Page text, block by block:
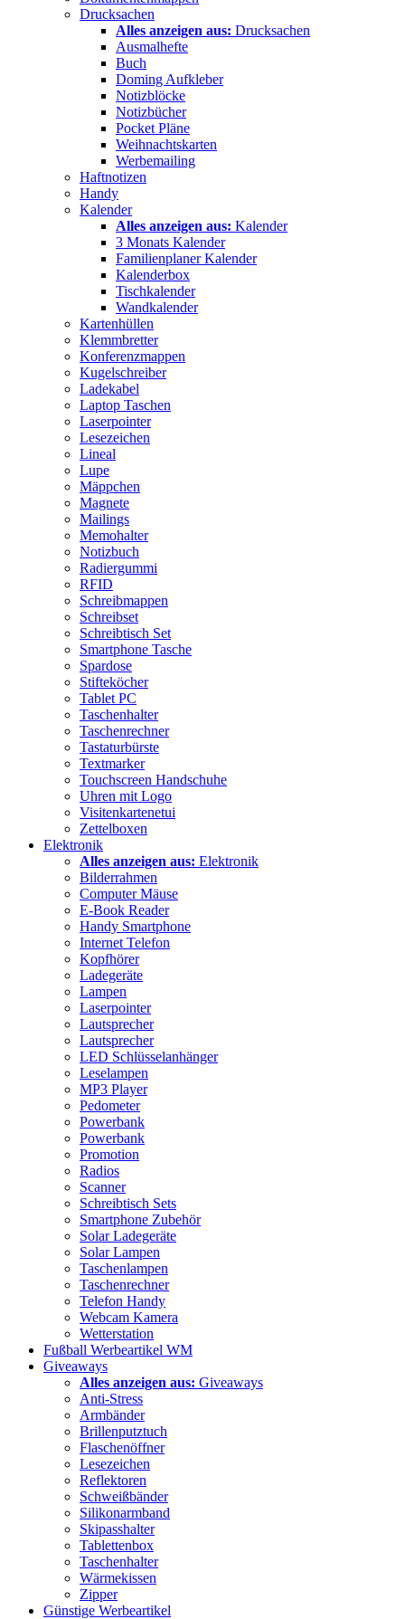
Drucksachen
Alles anzeigen aus: Drucksachen
Ausmalhefte
Buch
Doming Aufkleber
Notizblöcke
Notizbücher
Pocket Pläne
Weihnachtskarten
Werbemailing
Haftnotizen
Handy
Kalender
Alles anzeigen aus: Kalender
3 Monats Kalender
Familienplaner Kalender
Kalenderbox
Tischkalender
Wandkalender
Kartenhüllen
Klemmbretter
Konferenzmappen
Kugelschreiber
Ladekabel
Laptop Taschen
Laserpointer
Lesezeichen
Lineal
Lupe
Mäppchen
Magnete
Mailings
Memohalter
Notizbuch
Radiergummi
RFID
Schreibmappen
Schreibset
Schreibtisch Set
Smartphone Tasche
Spardose
Stifteköcher
Tablet PC
Taschenhalter
Taschenrechner
Tastaturbürste
Textmarker
Touchscreen Handschuhe
Uhren mit Logo
Visitenkartenetui
Zettelboxen
Elektronik
Alles anzeigen aus: Elektronik
Bilderrahmen
Computer Mäuse
E-Book Reader
Handy Smartphone
Internet Telefon
Kopfhörer
Ladegeräte
Lampen
Laserpointer
Lautsprecher
Lautsprecher
LED Schlüsselanhänger
Leselampen
MP3 Player
Pedometer
Powerbank
Powerbank
Promotion
Radios
Scanner
Schreibtisch Sets
Smartphone Zubehör
Solar Ladegeräte
Solar Lampen
Taschenlampen
Taschenrechner
Telefon Handy
Webcam Kamera
Wetterstation
Fußball Werbeartikel WM
Giveaways
Alles anzeigen aus: Giveaways
Anti-Stress
Armbänder
Brillenputztuch
Flaschenöffner
Lesezeichen
Reflektoren
Schweißbänder
Silikonarmband
Skipasshalter
Tablettenbox
Taschenhalter
Wärmekissen
Zipper
Günstige Werbeartikel